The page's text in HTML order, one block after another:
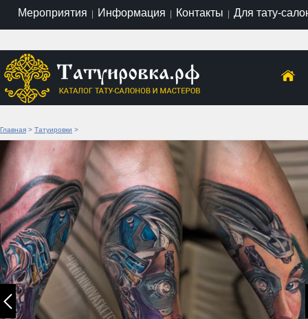
Мероприятия | Информация | Контакты | Для тату-
Главная > Татуировки >